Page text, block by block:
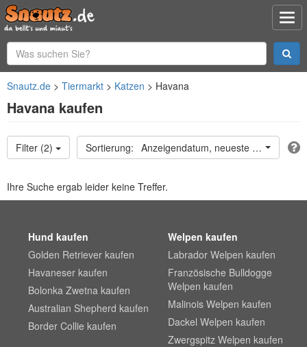
Snautz.de Tiermarkt Katzen Havana
Havana kaufen
Filter (2) Anzeigendatum, neueste oben
Ihre Suche ergab leider keine Treffer.
Hund kaufen
Golden Retriever kaufen
Havaneser kaufen
Bolonka Zwetna kaufen
Australian Shepherd kaufen
Border Collie kaufen
Welpen kaufen
Labrador Welpen kaufen
Französische Bulldogge
Welpen kaufen
Malinois Welpen kaufen
Dackel Welpen kaufen
Zwergspitz Welpen kaufen